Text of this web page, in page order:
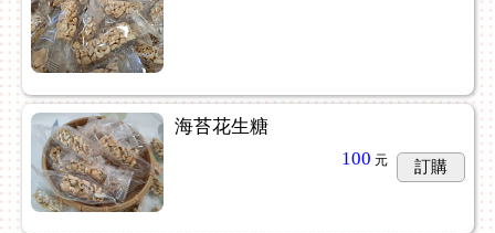
海苔花生糖
100 元 訂購